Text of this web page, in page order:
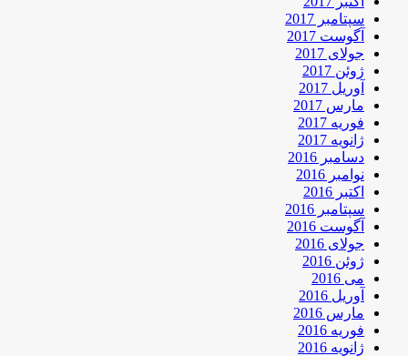
سپتامبر 2017
آگوست 2017
جولای 2017
ژوئن 2017
آوریل 2017
مارس 2017
فوریه 2017
ژانویه 2017
دسامبر 2016
نوامبر 2016
اکتبر 2016
سپتامبر 2016
آگوست 2016
جولای 2016
ژوئن 2016
می 2016
آوریل 2016
مارس 2016
فوریه 2016
ژانویه 2016